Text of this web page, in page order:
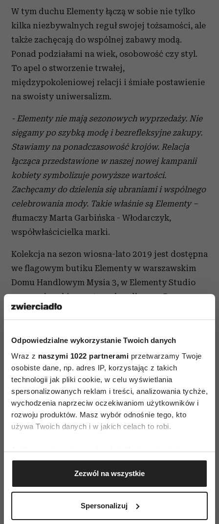
Odpowiedzialne wykorzystanie Twoich danych
Wraz z naszymi 1022 partnerami przetwarzamy Twoje
osobiste dane, np. adres IP, korzystając z takich
technologii jak pliki cookie, w celu wyświetlania
spersonalizowanych reklam i treści, analizowania tychże,
wychodzenia naprzeciw oczekiwaniom użytkowników i
rozwoju produktów. Masz wybór odnośnie tego, kto
używa Twoich danych i w jakich celach to robi.
Jeśli wyrazisz na to zgodę, chcielibyśmy również:
Gromadzić dane dotyczące Twojej lokalizacji
geograficznej z dokładnością nawet do kilku metrów
Identyfikować Twoje urządzenie, aktywnie
(fingerprinting, czyli wirtualny odcisk palca)
Zezwól na wszystkie
Spersonalizuj
W tym duchu Elementy łączą w sobie nie tylko
kilka niezbywalnych reguł swojej tożsamości, ale
także zachęcają do wspólnej zabawy modą.
Ponad podziałami na wiek, osobowość czy styl.
To apel o stworzenie trwałej,
międzypokoleniowej relacji i śmiałe postawienie
na swoisty uniwersalizm.
- Elementy nie mają sezonowych wyprzedaży. Nie
sięgamy po szybką modę i bezrefleksyjne zakupy.
Stawiamy na ponadczasowość krojów. Relacja
łącząca przedstawione w naszej nowej kampanii
kobiety symbolizuje powyższe wartości.
Zachęcamy do dzielenia się ubraniami i wspólnego
celebrowania mody. Takie właśnie są Elementy –
tłumaczy Marta Garbińska - Włodarczyk,
współwłaścicielka marki.
Kolekcja na sezon wiosna-lato 2019 jest dostępna
we flagowym butiku Elementy w warszawskim
Domu Handlowym Mysia 3, w Elementy Studio
we wrocławskim centrum handlowym Renoma
oraz na
przygotowali:
Fotograf: Maciej Nowak
Stylizacja: Bartek Indyka
Make-up i włosy: Anna Słowińska
Liliental.